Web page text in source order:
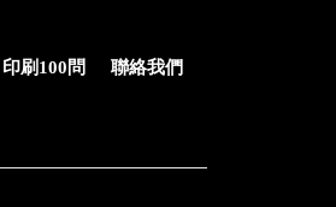
印刷100問 聯絡我們